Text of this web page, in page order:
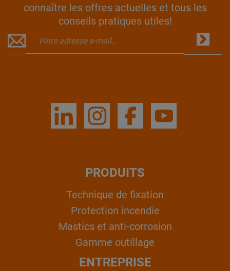
connaître les offres actuelles et tous les
conseils pratiques utiles!
PRODUITS
Technique de fixation
Protection incendie
Mastics et anti-corrosion
Gamme outillage
ENTREPRISE